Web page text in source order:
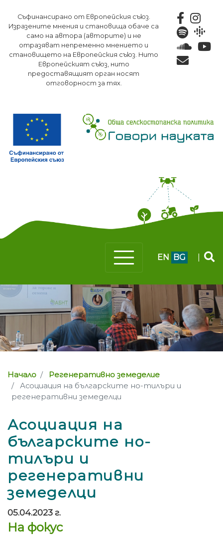
към
основното
съдържание
Съфинансирано от Европейския съюз.
Изразените мнения и становища обаче са
само на автора (авторите) и не
отразяват непременно мнението и
становището на Европейския съюз. Нито
Европейският съюз, нито
предоставящият орган носят
отговорност за тях.
EN BG
Начало
Регенеративно земеделие
Асоциация на българските но-тилъри и
регенеративни земеделци
Асоциация на
българските но-
тилъри и
регенеративни
земеделци
05.04.2023 г.
На фокус